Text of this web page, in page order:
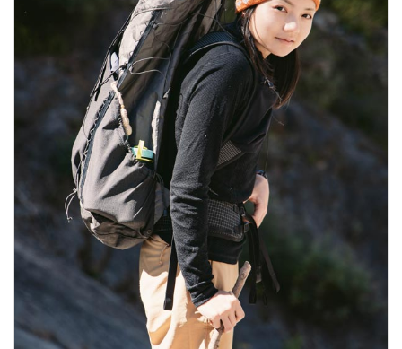
適合運動
登山、滑雪、越野滑雪